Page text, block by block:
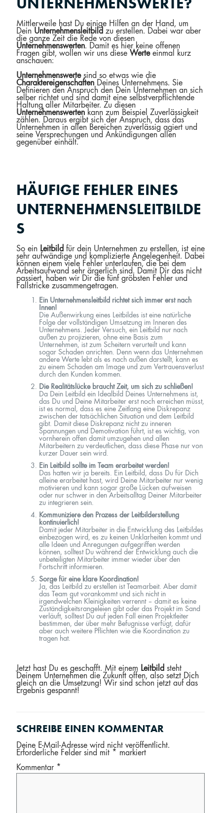
Mittlerweile hast Du einige Hilfen an der Hand, um
Dein Unternehmensleitbild zu erstellen. Dabei war aber
die ganze Zeit die Rede von diesen
Unternehmenswerten. Damit es hier keine offenen
Fragen gibt, wollen wir uns diese Werteeinmal kurz
anschauen:
Unternehmenswertesind so etwas wie die
Charaktereigenschaften Deines Unternehmens. Sie
Definieren den Anspruch den Dein Unternehmen an sich
selber richtet und sind damit eine selbstverpflichtende
Haltung aller Mitarbeiter. Zu diesen
Unternehmenswerten kann zum Beispiel Zuverlässigkeit
zählen. Daraus ergibt sich der Anspruch, dass das
Unternehmen in allen Bereichen zuverlässig agiert und
seine Versprechungen und Ankündigungen allen
gegenüber einhält.
HÄUFIGE FEHLER EINES
UNTERNEHMENSLEITBILDE
S
So ein Leitbild für dein Unternehmen zu erstellen, ist eine
sehr aufwändige und komplizierte Angelegenheit. Dabei
können einem viele Fehler unterlaufen, die bei dem
Arbeitsaufwand sehr ärgerlich sind. Damit Dir das nicht
passiert, haben wir Dir die fünf gröbsten Fehler und
Fallstricke zusammengetragen.
Ein Unternehmensleitbild richtet sich immer erst nach
Innen!
Die Außenwirkung eines Leitbildes ist eine natürliche
Folge der vollständigen Umsetzung im Inneren des
Unternehmens. Jeder Versuch, ein Leitbild nur nach
außen zu projizieren, ohne eine Basis zum
Unternehmen, ist zum Scheitern verurteilt und kann
sogar Schaden anrichten. Denn wenn das Unternehmen
andere Werte lebt als es nach außen darstellt, kann es
zu einem Schaden am Image und zum Vertrauensverlust
durch den Kunden kommen.
Die Realitätslücke braucht Zeit, um sich zu schließen!
Da Dein Leitbild ein Idealbild Deines Unternehmens ist,
das Du und Deine Mitarbeiter erst noch erreichen müsst,
ist es normal, dass es eine Zeitlang eine Diskrepanz
zwischen der tatsächlichen Situation und dem Leitbild
gibt. Damit diese Diskrepanz nicht zu inneren
Spannungen und Demotivation führt, ist es wichtig, von
vornherein offen damit umzugehen und allen
Mitarbeitern zu verdeutlichen, dass diese Phase nur von
kurzer Dauer sein wird.
Ein Leitbild sollte im Team erarbeitet werden!
Das hatten wir ja bereits. Ein Leitbild, dass Du für Dich
alleine erarbeitet hast, wird Deine Mitarbeiter nur wenig
motivieren und kann sogar große Lücken aufweisen
oder nur schwer in den Arbeitsalltag Deiner Mitarbeiter
zu integrieren sein.
Kommuniziere den Prozess der Leitbilderstellung
kontinuierlich!
Damit jeder Mitarbeiter in die Entwicklung des Leitbildes
einbezogen wird, es zu keinen Unklarheiten kommt und
alle Ideen und Anregungen aufgegriffen werden
können, solltest Du während der Entwicklung auch die
unbeteiligten Mitarbeiter immer wieder über den
Fortschritt informieren.
Sorge für eine klare Koordination!
Ja, das Leitbild zu erstellen ist Teamarbeit. Aber damit
das Team gut vorankommt und sich nicht in
irgendwelchen Kleinigkeiten verrennt – damit es keine
Zuständigkeitsrangeleien gibt oder das Projekt im Sand
verläuft, solltest Du auf jeden Fall einen Projektleiter
bestimmen, der über mehr Befugnisse verfügt, dafür
aber auch weitere Pflichten wie die Koordination zu
tragen hat.
Jetzt hast Du es geschafft. Mit einem Leitbild steht
Deinem Unternehmen die Zukunft offen, also setzt Dich
gleich an die Umsetzung! Wir sind schon jetzt auf das
Ergebnis gespannt!
SCHREIBE EINEN KOMMENTAR
Deine E-Mail-Adresse wird nicht veröffentlicht.
Erforderliche Felder sind mit * markiert
Kommentar *